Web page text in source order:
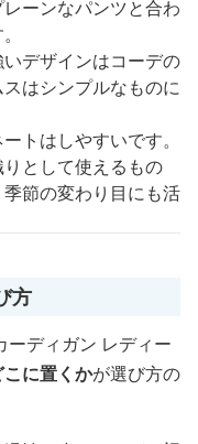
ーンなパンツと合わ
デザインはコーデの
はシンプルなものに
トはしやすいです。
として使えるもの
節の変わり目にも活
方
ーディガン レディー
に置くかが選び方の